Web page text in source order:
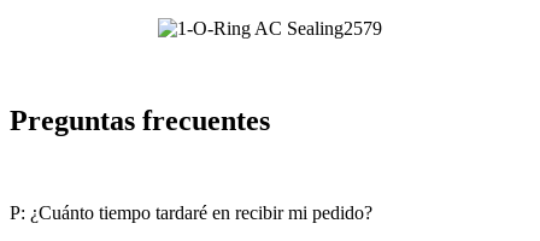
Preguntas frecuentes
P: ¿Cuánto tiempo tardaré en recibir mi pedido?